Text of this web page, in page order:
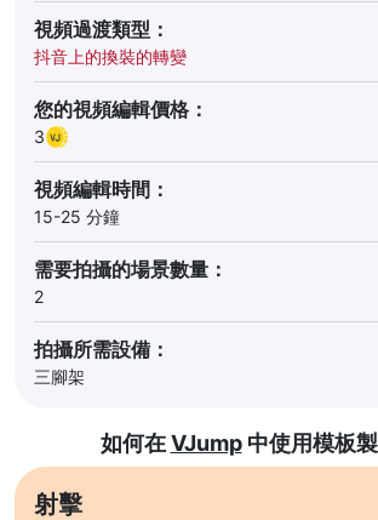
視頻過渡類型：
抖音上的換裝的轉變
您的視頻編輯價格：
3
視頻編輯時間：
15-25 分鐘
需要拍攝的場景數量：
2
拍攝所需設備：
三腳架
如何在VJump中使用模板
射擊